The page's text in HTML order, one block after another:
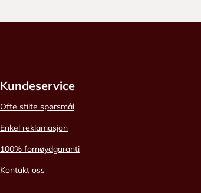
Kundeservice
Ofte stilte spørsmål
Enkel reklamasjon
100% fornøydgaranti
Kontakt oss